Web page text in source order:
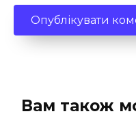
Вам також